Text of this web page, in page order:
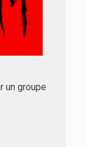
un groupe